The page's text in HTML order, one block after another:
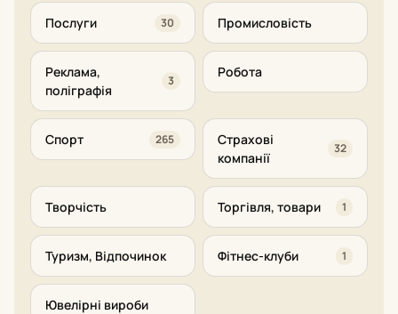
Послуги 30 Промисловість
Реклама,
поліграфія
3
Робота
Спорт 265
Страхові
компанії
32
Творчість Торгівля, товари 1
Туризм, Відпочинок Фітнес-клуби 1
Ювелірні вироби